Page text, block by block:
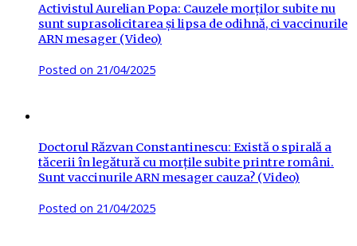
Activistul Aurelian Popa: Cauzele morților subite nu
sunt suprasolicitarea și lipsa de odihnă, ci vaccinurile
ARN mesager (Video)
Posted on 21/04/2025
Doctorul Răzvan Constantinescu: Există o spirală a
tăcerii în legătură cu morțile subite printre români.
Sunt vaccinurile ARN mesager cauza? (Video)
Posted on 21/04/2025